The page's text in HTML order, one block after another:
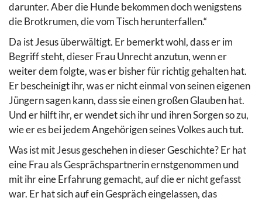
darunter. Aber die Hunde bekommen doch wenigstens
die Brotkrumen, die vom Tisch herunterfallen.“
Da ist Jesus überwältigt. Er bemerkt wohl, dass er im
Begriff steht, dieser Frau Unrecht anzutun, wenn er
weiter dem folgte, was er bisher für richtig gehalten hat.
Er bescheinigt ihr, was er nicht einmal von seinen eigenen
Jüngern sagen kann, dass sie einen großen Glauben hat.
Und er hilft ihr, er wendet sich ihr und ihren Sorgen so zu,
wie er es bei jedem Angehörigen seines Volkes auch tut.
Was ist mit Jesus geschehen in dieser Geschichte? Er hat
eine Frau als Gesprächspartnerin ernstgenommen und
mit ihr eine Erfahrung gemacht, auf die er nicht gefasst
war. Er hat sich auf ein Gespräch eingelassen, das